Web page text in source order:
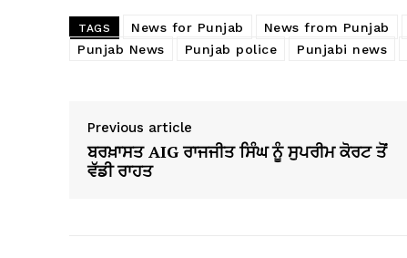
TAGS News for Punjab News from Punjab
Punjab News
Punjab police Punjabi news
Previous article
ਬਰਖ਼ਾਸਤ AIG ਰਾਜਜੀਤ ਸਿੰਘ ਨੂੰ ਸੁਪਰੀਮ ਕੋਰਟ ਤੋਂ
ਵੱਡੀ ਰਾਹਤ